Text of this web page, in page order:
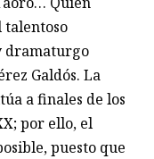
talentoso
dramaturgo
Galdós. La
a finales de los
por ello, el
puesto que